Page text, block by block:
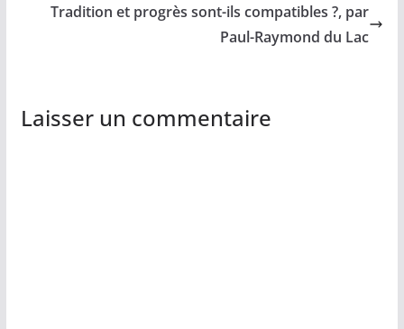
Tradition et progrès sont-ils compatibles ?, par
Paul-Raymond du Lac
Laisser un commentaire